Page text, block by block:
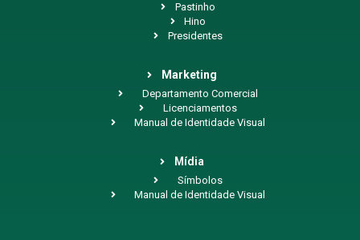
Pastinho
Hino
Presidentes
Marketing
Departamento Comercial
Licenciamentos
Manual de Identidade Visual
Mídia
Símbolos
Manual de Identidade Visual